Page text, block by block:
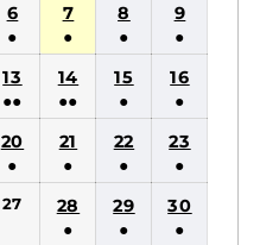
件
の
イ
ベ
ン
ト)
件
の
イ
ベ
ン
ト)
6
●
(1
件
の
イ
ベ
ン
7
●
(1
件
の
イ
ベ
ン
ト)
8
●
(1
件
の
イ
ベ
ン
ト)
9
●
(1
件
の
イ
ベ
ン
ト)
13
●●
(2
件
の
イ
14
●●
(2
件
の
イ
ベ
15
●
(1
件
の
イ
ベ
16
●
(1
件
の
イ
ベ
20
●
(1
21
●
(1
件
22
●
(1
件
23
●
(1
件
27
28
●
29
●
30
●